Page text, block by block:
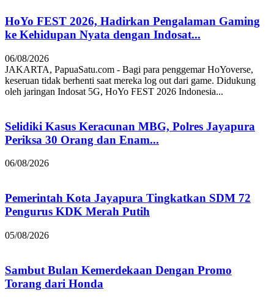
HoYo FEST 2026, Hadirkan Pengalaman Gaming
ke Kehidupan Nyata dengan Indosat...
06/08/2026
JAKARTA, PapuaSatu.com - Bagi para penggemar HoYoverse,
keseruan tidak berhenti saat mereka log out dari game. Didukung
oleh jaringan Indosat 5G, HoYo FEST 2026 Indonesia...
Selidiki Kasus Keracunan MBG, Polres Jayapura
Periksa 30 Orang dan Enam...
06/08/2026
Pemerintah Kota Jayapura Tingkatkan SDM 72
Pengurus KDK Merah Putih
05/08/2026
Sambut Bulan Kemerdekaan Dengan Promo
Torang dari Honda